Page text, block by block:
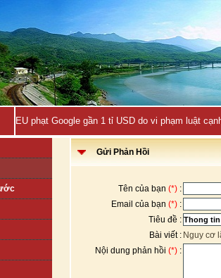
EU phạt Google gần 1 tỉ USD do vi phạm luật
Gửi Phản Hồi
Tên của bạn (*) :
Email của bạn (*) :
Tiêu đề :
Bài viết : Nguy cơ
Nội dung phản hồi (*) :